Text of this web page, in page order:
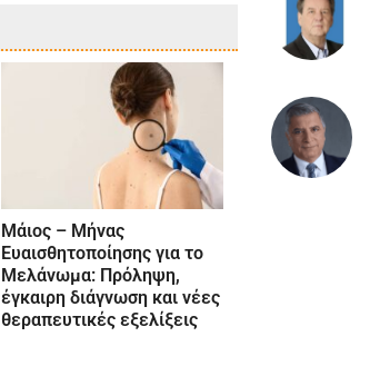
Μάιος – Μήνας
Ευαισθητοποίησης για το
Μελάνωμα: Πρόληψη,
έγκαιρη διάγνωση και νέες
θεραπευτικές εξελίξεις